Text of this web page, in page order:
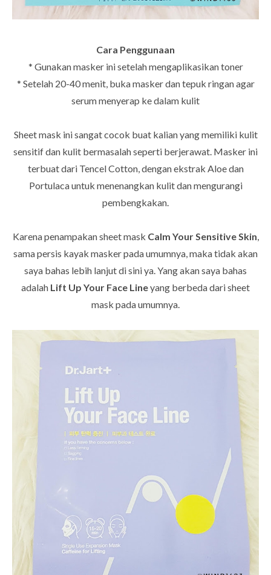
Cara Penggunaan
* Gunakan masker ini setelah mengaplikasikan toner
* Setelah 20-40 menit, buka masker dan tepuk ringan agar
serum menyerap ke dalam kulit
Sheet mask ini sangat cocok buat kalian yang memiliki kulit
sensitif dan kulit bermasalah seperti berjerawat. Masker ini
terbuat dari Tencel Cotton, dengan ekstrak Aloe dan
Portulaca untuk menenangkan kulit dan mengurangi
pembengkakan.
Karenapenampakan sheet mask Calm Your Sensitive Skin
sama persis kayak masker pada umumnya, maka tidak akan
saya bahas lebih lanjut di sini ya. Yang akan saya bahas
adalah Lift Up Your Face Lineyang berbeda dari sheet
mask pada umumnya.